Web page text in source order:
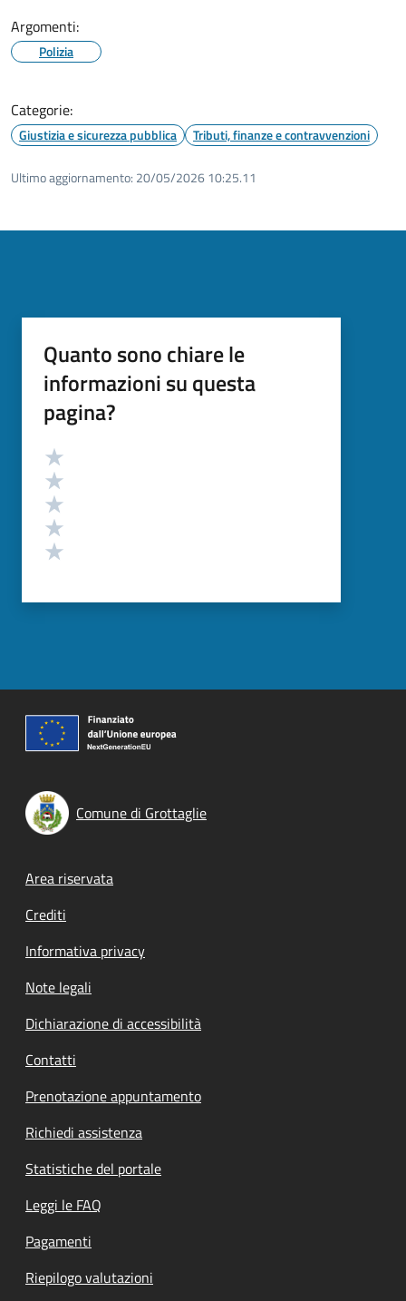
Argomenti:
Polizia
Categorie:
Giustizia e sicurezza pubblica Tributi, finanze e contravvenzioni
Ultimo aggiornamento: 20/05/2026 10:25.11
Quanto sono chiare le
informazioni su questa
pagina?
Valutazione
Comune di Grottaglie
Footer menu
Area riservata
Crediti
Informativa privacy
Note legali
Dichiarazione di accessibilità
Contatti
Prenotazione appuntamento
Richiedi assistenza
Statistiche del portale
Leggi le FAQ
Pagamenti
Riepilogo valutazioni